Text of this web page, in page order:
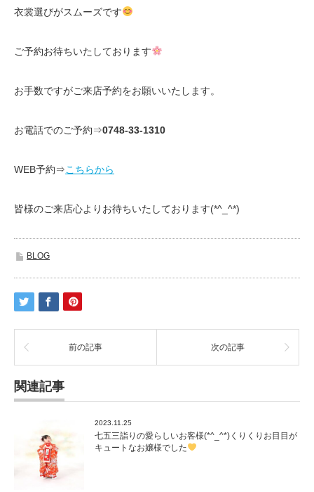
衣裳選びがスムーズです
ご予約お待ちいたしております
お手数ですがご来店予約をお願いいたします。
お電話でのご予約⇒0748-33-1310
WEB予約⇒こちらから
皆様のご来店心よりお待ちいたしております(*^_^*)
BLOG
前の記事 次の記事
関連記事
2023.11.25
七五三詣りの愛らしいお客様(*^_^*)くりくりお目目が
キュートなお嬢様でした